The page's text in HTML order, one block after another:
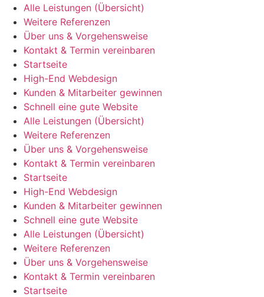
Alle Leistungen (Übersicht)
Weitere Referenzen
Über uns & Vorgehensweise
Kontakt & Termin vereinbaren
Startseite
High-End Webdesign
Kunden & Mitarbeiter gewinnen
Schnell eine gute Website
Alle Leistungen (Übersicht)
Weitere Referenzen
Über uns & Vorgehensweise
Kontakt & Termin vereinbaren
Startseite
High-End Webdesign
Kunden & Mitarbeiter gewinnen
Schnell eine gute Website
Alle Leistungen (Übersicht)
Weitere Referenzen
Über uns & Vorgehensweise
Kontakt & Termin vereinbaren
Startseite